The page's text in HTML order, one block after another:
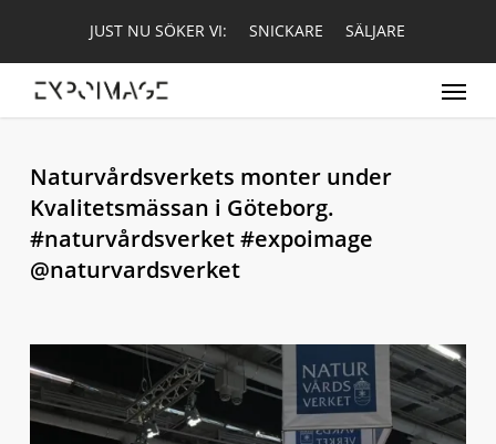
main
content
JUST NU SÖKER VI: SNICKARE SÄLJARE
Menu
Naturvårdsverkets monter under
Kvalitetsmässan i Göteborg.
#naturvårdsverket #expoimage
@naturvardsverket